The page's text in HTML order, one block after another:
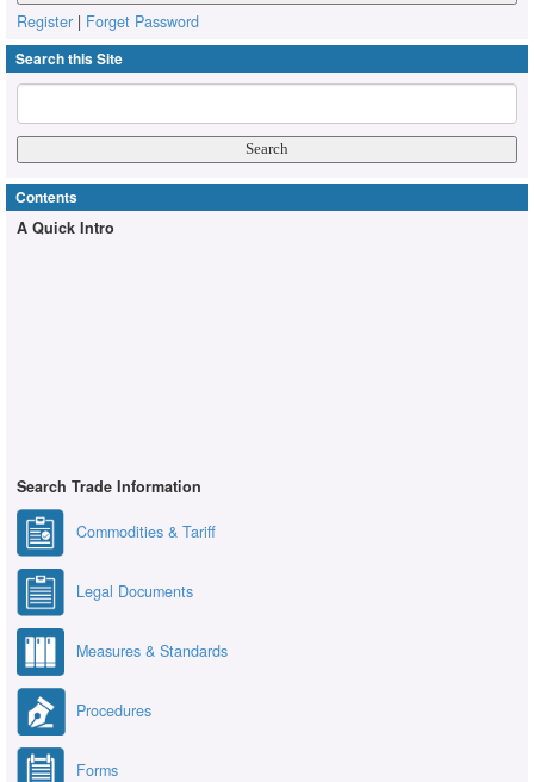
Register | Forget Password
Search this Site
Contents
A Quick Intro
Search Trade Information
Commodities & Tariff
Legal Documents
Measures & Standards
Procedures
Forms